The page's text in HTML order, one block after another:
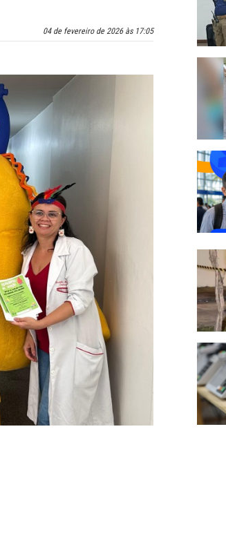
04 de fevereiro de 2026 às 17:05